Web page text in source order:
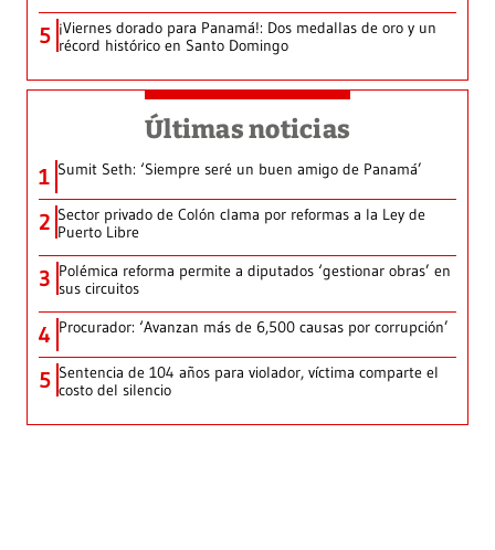
5 ¡Viernes dorado para Panamá!: Dos medallas de oro y un
récord histórico en Santo Domingo
Últimas noticias
1 Sumit Seth: ‘Siempre seré un buen amigo de Panamá’
2 Sector privado de Colón clama por reformas a la Ley de
Puerto Libre
3 Polémica reforma permite a diputados ‘gestionar obras’ en
sus circuitos
4 Procurador: ‘Avanzan más de 6,500 causas por corrupción’
5 Sentencia de 104 años para violador, víctima comparte el
costo del silencio